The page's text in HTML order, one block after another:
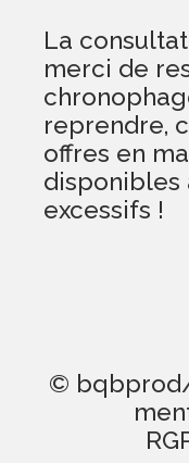
La
merci de
reprendre,
offres en
disponibles
excessifs !
©